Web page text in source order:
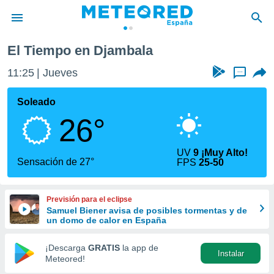
de
por
que se
calidad.
a este
las
y
forma
digital
basada
El Tiempo en Djambala
11:25 Jueves ...
Soleado
26°
Sensación de 27°
UV9 ¡Muy Alto!
FPS25-50
Previsión para el eclipse
Samuel Biener avisa de posibles tormentas y de
un domo de calor en España
¡Descarga GRATIS la app de
Meteored!
Instalar